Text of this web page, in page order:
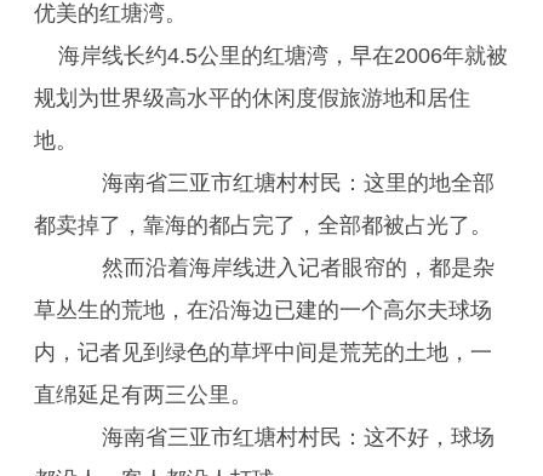
优美的红塘湾。
海岸线长约4.5公里的红塘湾，早在2006年就被
规划为世界级高水平的休闲度假旅游地和居住
地。
海南省三亚市红塘村村民：这里的地全部
都卖掉了，靠海的都占完了，全部都被占光了。
然而沿着海岸线进入记者眼帘的，都是杂
草丛生的荒地，在沿海边已建的一个高尔夫球场
内，记者见到绿色的草坪中间是荒芜的土地，一
直绵延足有两三公里。
海南省三亚市红塘村村民：这不好，球场